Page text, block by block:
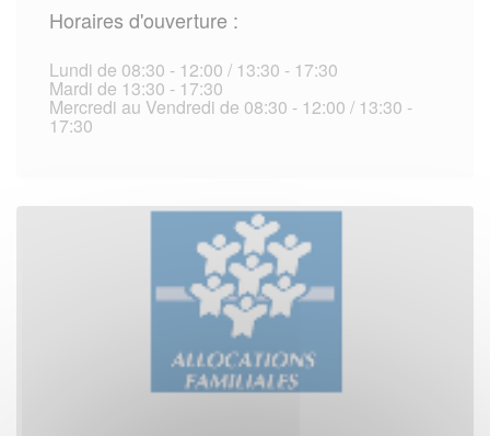
Horaires d'ouverture :
Lundi de 08:30 - 12:00 / 13:30 - 17:30
Mardi de 13:30 - 17:30
Mercredi au Vendredi de 08:30 - 12:00 / 13:30 -
17:30